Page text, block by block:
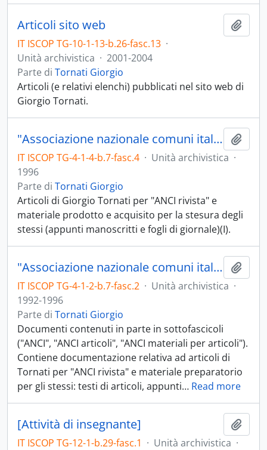
Articoli sito web
IT ISCOP TG-10-1-13-b.26-fasc.13 ·
Unità archivistica · 2001-2004
Parte di Tornati Giorgio
Articoli (e relativi elenchi) pubblicati nel sito web di
Giorgio Tornati.
"Associazione nazionale comuni italiani - ANCI. Articoli"
IT ISCOP TG-4-1-4-b.7-fasc.4 · Unità archivistica ·
1996
Parte di Tornati Giorgio
Articoli di Giorgio Tornati per "ANCI rivista" e
materiale prodotto e acquisito per la stesura degli
stessi (appunti manoscritti e fogli di giornale)(I).
"Associazione nazionale comuni italiani - ANCI. Articoli per la rivista 1992-1996"
IT ISCOP TG-4-1-2-b.7-fasc.2 · Unità archivistica ·
1992-1996
Parte di Tornati Giorgio
Documenti contenuti in parte in sottofascicoli
("ANCI", "ANCI articoli", "ANCI materiali per articoli").
Contiene documentazione relativa ad articoli di
Tornati per "ANCI rivista" e materiale preparatorio
per gli stessi: testi di articoli, appunti… Read more
[Attività di insegnante]
IT ISCOP TG-12-1-b.29-fasc.1 · Unità archivistica ·